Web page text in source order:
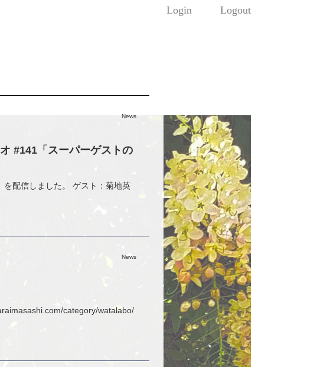
Login Logout
News
#141「スーパーゲストの
配信しました。 ゲスト：菊地英
News
category/watalabo/